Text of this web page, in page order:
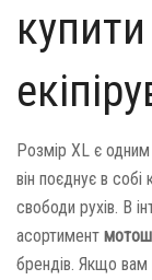
Розмір XL є одним
він поєднує в
свободи рухів. В
асортимент
брендів. Якщо вам